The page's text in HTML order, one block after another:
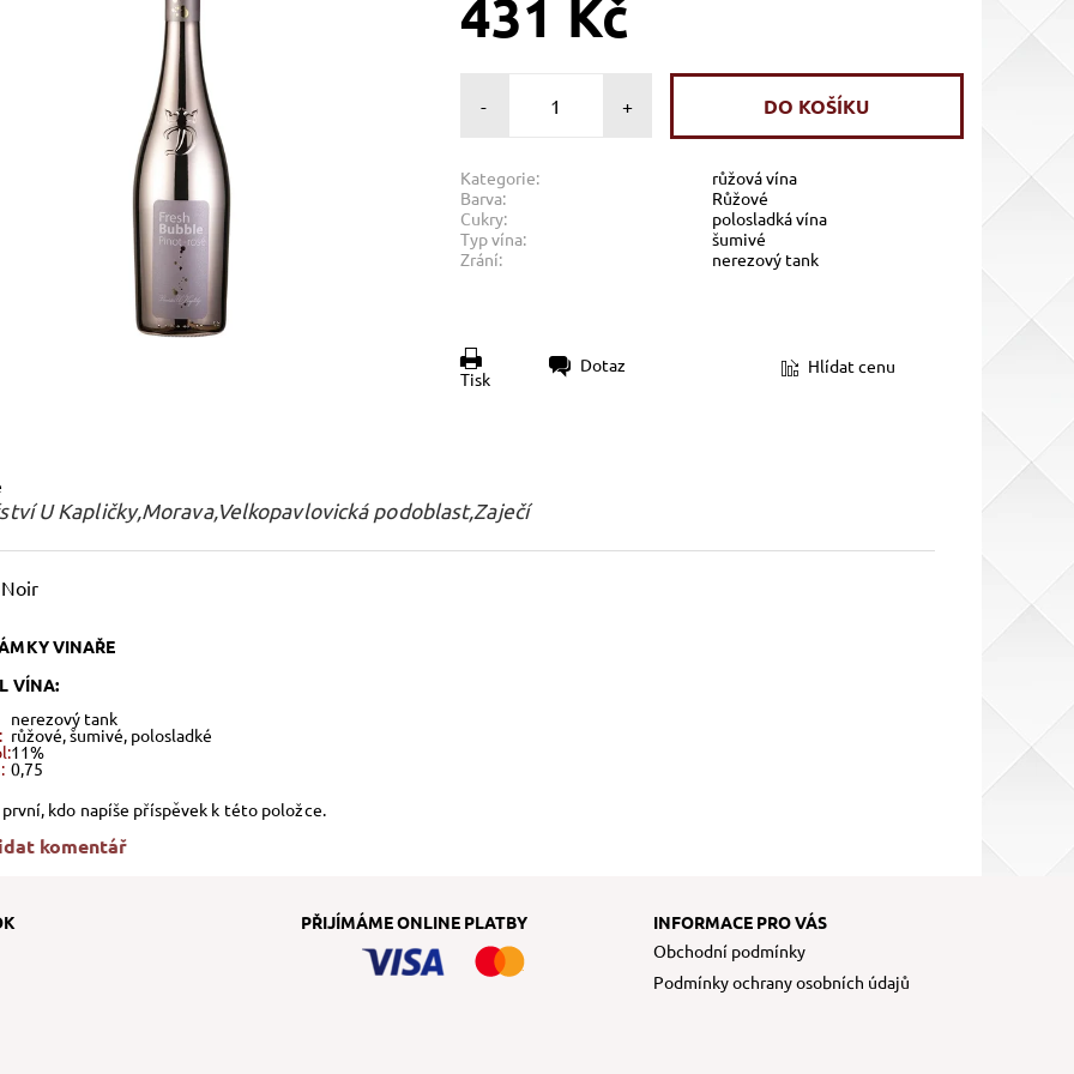
431 Kč
- +
Kategorie:
růžová vína
Barva:
Růžové
Cukry:
polosladká vína
Typ vína:
šumivé
Zrání:
nerezový tank
Tisk
Dotaz Hlídat cenu
U Kapličky,Morava,Velkopavlovická podoblast,Zaječí
VINAŘE
VÍNA:
nerezový tank
růžové, šumivé, polosladké
11%
0,75
kdo napíše příspěvek k této položce.
komentář
PŘIJÍMÁME ONLINE PLATBY
INFORMACE PRO VÁS
Obchodní podmínky
Podmínky ochrany osobních údajů